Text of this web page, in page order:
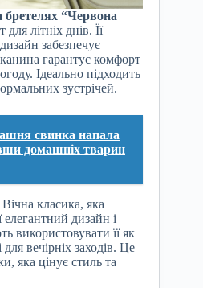
бретелях “Червона
літніх днів. Її
забезпечує
гарантує комфорт
Ідеально підходить
зустрічей.
свинка напала
домашніх тварин
Вічна класика, яка
елегантний дизайн і
використовувати її як
вечірніх заходів. Це
яка цінує стиль та